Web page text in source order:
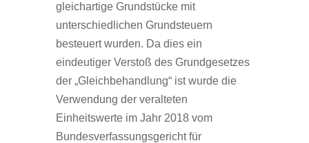
gleichartige Grundstücke mit
unterschiedlichen Grundsteuern
besteuert wurden. Da dies ein
eindeutiger Verstoß des Grundgesetzes
der „Gleichbehandlung“ ist wurde die
Verwendung der veralteten
Einheitswerte im Jahr 2018 vom
Bundesverfassungsgericht für